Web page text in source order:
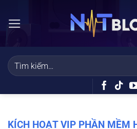
qua
dung
KÍCH HOẠT VIP PHẦN MỀM